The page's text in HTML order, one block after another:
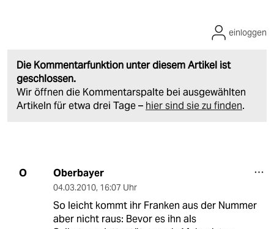
Die Kommentarfunktion unter diesem Artikel ist
geschlossen.
Wir öffnen die Kommentarspalte bei ausgewählten
Artikeln für etwa drei Tage – hier sind sie zu finden.
einloggen
O Oberbayer
04.03.2010, 16:07 Uhr
So leicht kommt ihr Franken aus der Nummer
aber nicht raus: Bevor es ihn als